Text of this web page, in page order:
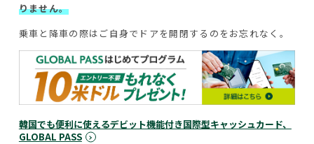
りません。
乗車と降車の際はご自身でドアを開閉するのをお忘れなく。
韓国でも便利に使えるデビット機能付き国際型キャッシュカード、
GLOBAL PASS